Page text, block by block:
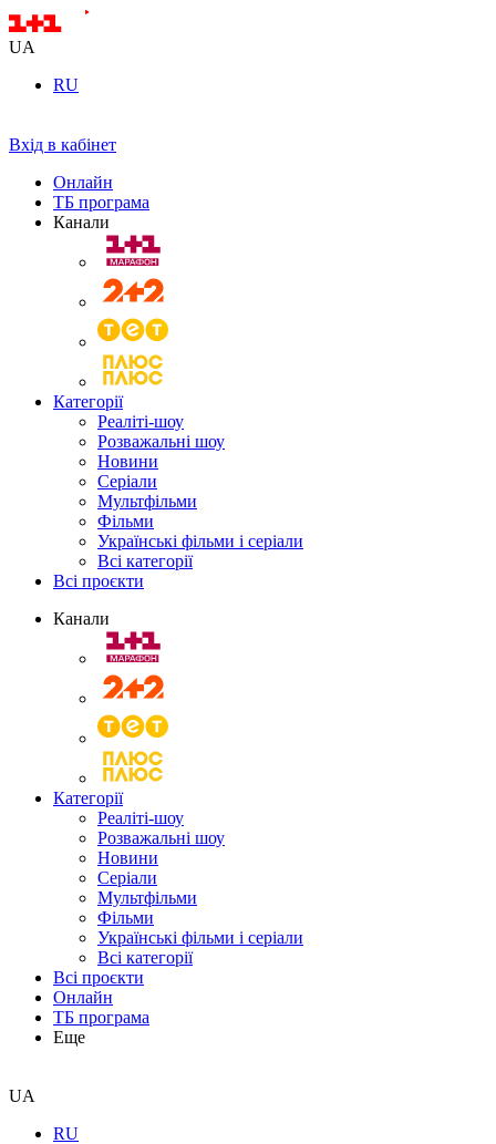
UA
RU
Вхід в кабінет
Онлайн
ТБ програма
Канали
Категорії
Реаліті-шоу
Розважальні шоу
Новини
Серіали
Мультфільми
Фільми
Українські фільми і серіали
Всі категорії
Всі проєкти
Канали
Категорії
Реаліті-шоу
Розважальні шоу
Новини
Серіали
Мультфільми
Фільми
Українські фільми і серіали
Всі категорії
Всі проєкти
Онлайн
ТБ програма
Еще
UA
RU